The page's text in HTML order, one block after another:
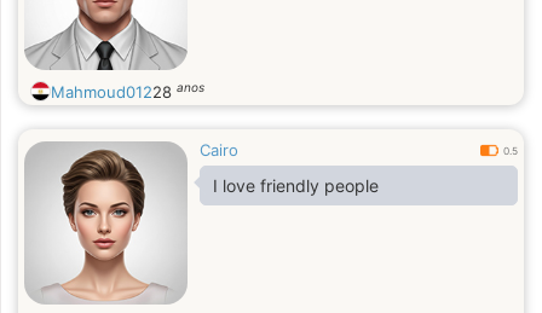
Mahmoud01228 anos
Cairo 0.5
I love friendly people